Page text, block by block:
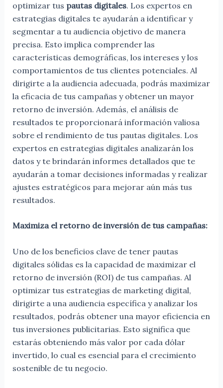
optimizar tus pautas digitales. Los expertos en
estrategias digitales te ayudarán a identificar y
segmentar a tu audiencia objetivo de manera
precisa. Esto implica comprender las
características demográficas, los intereses y los
comportamientos de tus clientes potenciales. Al
dirigirte a la audiencia adecuada, podrás maximizar
la eficacia de tus campañas y obtener un mayor
retorno de inversión. Además, el análisis de
resultados te proporcionará información valiosa
sobre el rendimiento de tus pautas digitales. Los
expertos en estrategias digitales analizarán los
datos y te brindarán informes detallados que te
ayudarán a tomar decisiones informadas y realizar
ajustes estratégicos para mejorar aún más tus
resultados.
Maximiza el retorno de inversión de tus campañas:
Uno de los beneficios clave de tener pautas
digitales sólidas es la capacidad de maximizar el
retorno de inversión (ROI) de tus campañas. Al
optimizar tus estrategias de marketing digital,
dirigirte a una audiencia específica y analizar los
resultados, podrás obtener una mayor eficiencia en
tus inversiones publicitarias. Esto significa que
estarás obteniendo más valor por cada dólar
invertido, lo cual es esencial para el crecimiento
sostenible de tu negocio.